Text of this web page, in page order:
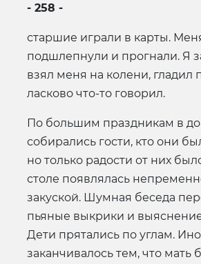
- 258 -
старшие играли в карты.
подшлепнули и прогнали. Я
взял меня на колени, гладил
ласково что-то говорил.
По большим праздникам в
собирались гости, кто они
но только радости от них
столе появлялась
закуской. Шумная беседа
пьяные выкрики и
Дети прятались по углам.
заканчивалось тем, что мать